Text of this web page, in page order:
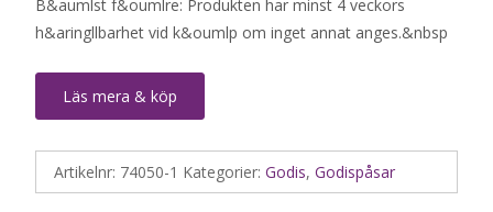
B&aumlst f&oumlre: Produkten har minst 4 veckors
h&aringllbarhet vid k&oumlp om inget annat anges.&nbsp
Läs mera & köp
Artikelnr: 74050-1 Kategorier: Godis, Godispåsar